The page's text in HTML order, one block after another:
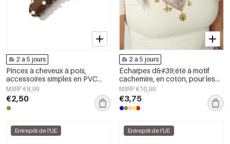
2 à 5 jours
Pinces à cheveux à pois,
accessoires simples en PVC
pour le quotidien
MSRP €8,99
€2,50
2 à 5 jours
Écharpes d&#39;été à motif
cachemire, en coton, pour les
vacances et le quotidien
MSRP €10,99
€3,75
Entrepôt de l'UE Entrepôt de l'UE